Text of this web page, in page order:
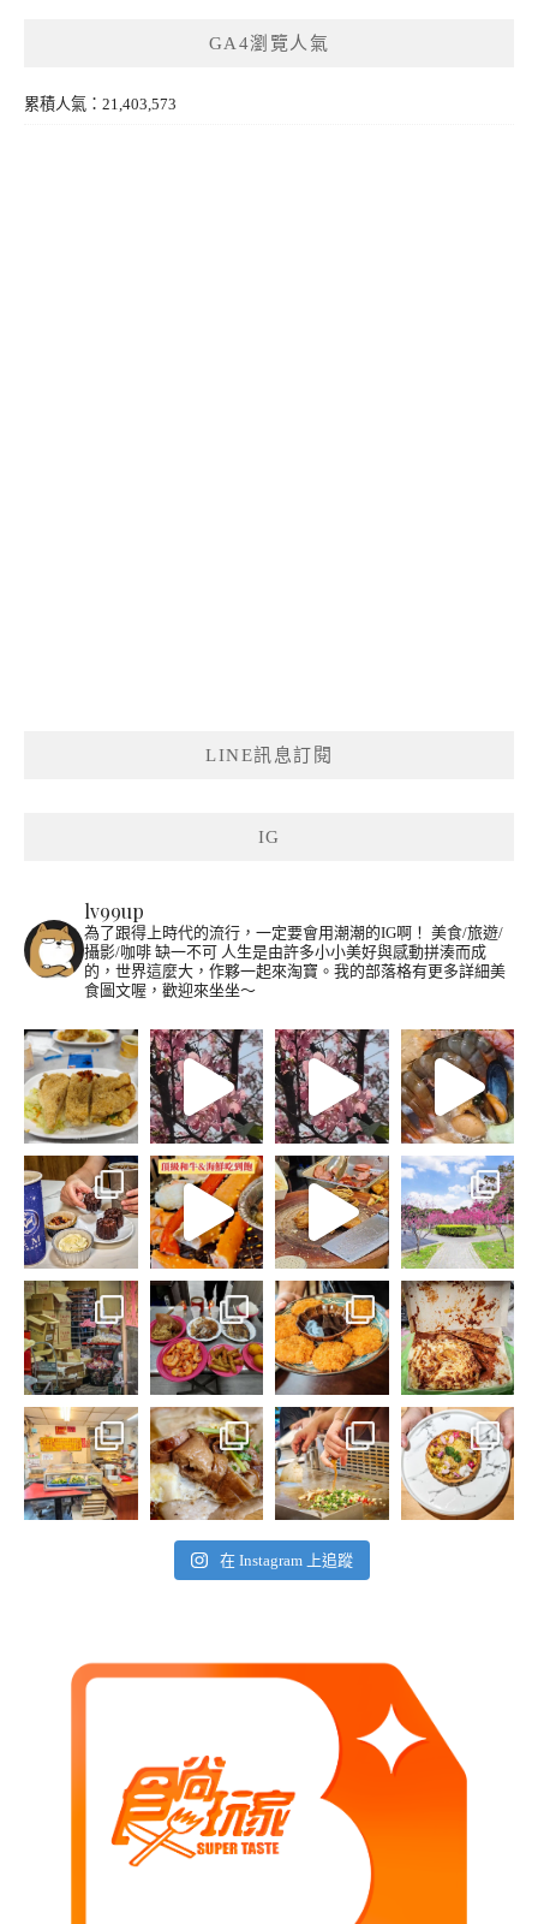
GA4瀏覽人氣
累積人氣：21,403,573
LINE訊息訂閱
IG
lv99up
為了跟得上時代的流行，一定要會用潮潮的IG啊！ 美食/旅遊/
攝影/咖啡 缺一不可 人生是由許多小小美好與感動拼湊而成
的，世界這麼大，作夥一起來淘寶。我的部落格有更多詳細美
食圖文喔，歡迎來坐坐～
在 Instagram 上追蹤